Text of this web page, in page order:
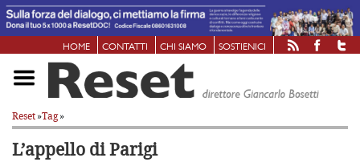
HOME CONTATTI CHI SIAMO SOSTIENICI
Reset»Tag»
L’appello di Parigi